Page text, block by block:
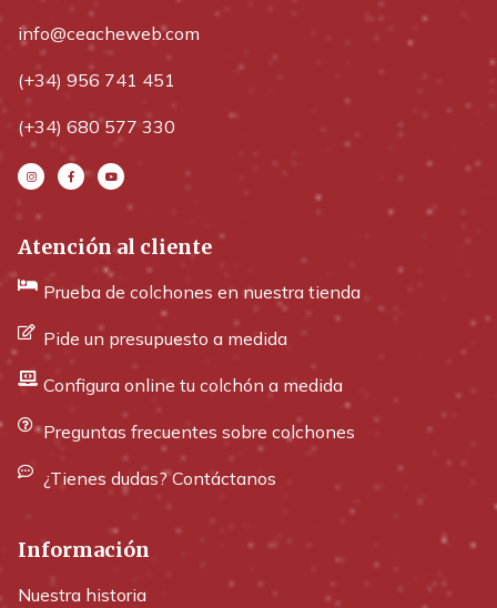
info@ceacheweb.com
(+34) 956 741 451
(+34) 680 577 330
Atención al cliente
Prueba de colchones en nuestra tienda
Pide un presupuesto a medida
Configura online tu colchón a medida
Preguntas frecuentes sobre colchones
¿Tienes dudas? Contáctanos
Información
Nuestra historia